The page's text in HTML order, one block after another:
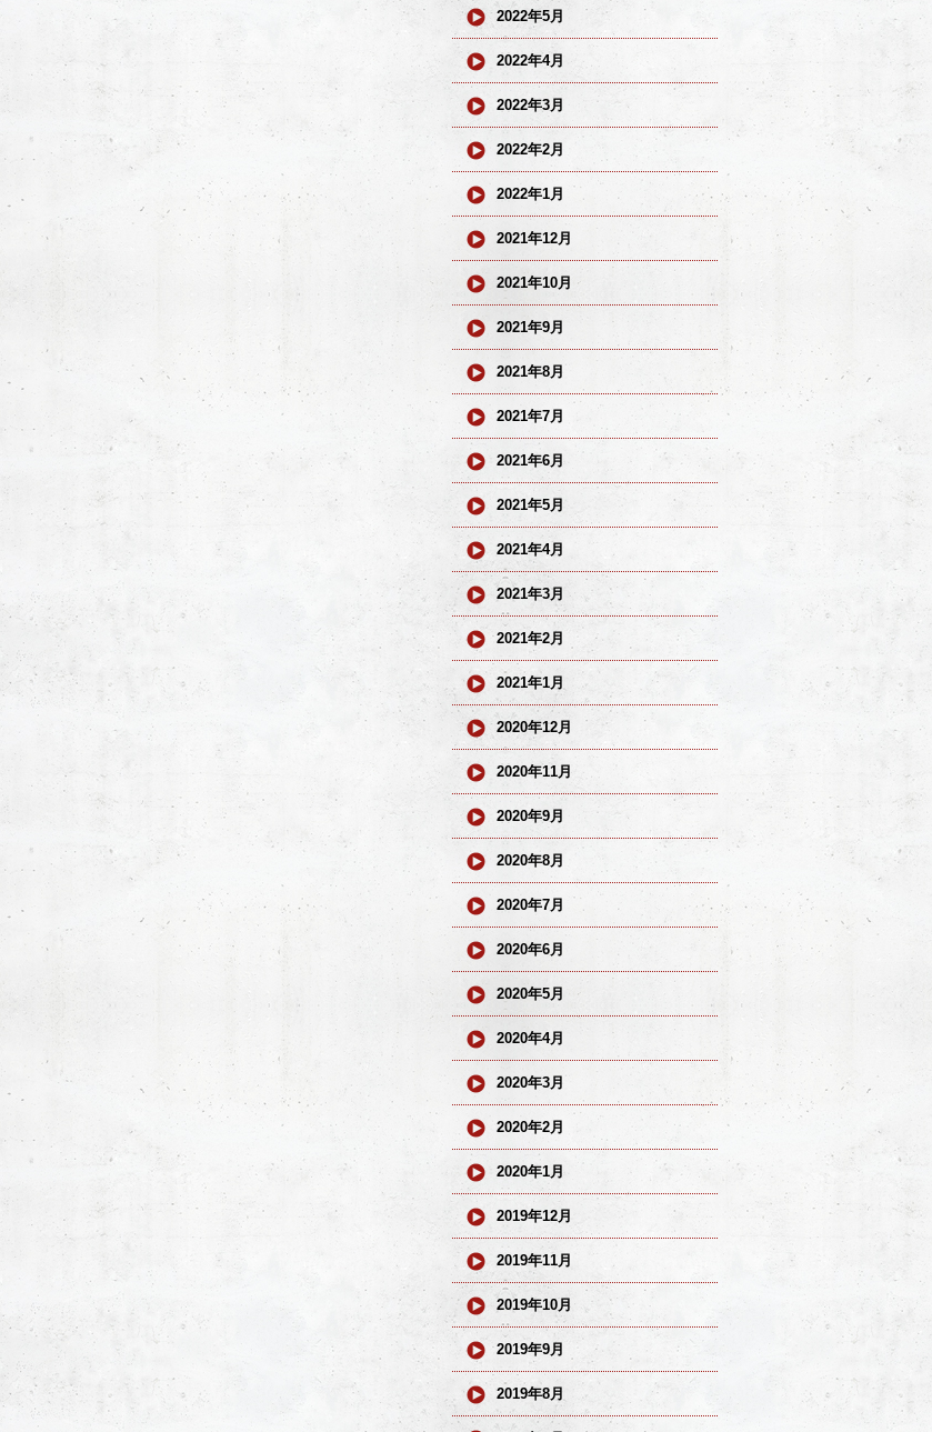
2022年5月
2022年4月
2022年3月
2022年2月
2022年1月
2021年12月
2021年10月
2021年9月
2021年8月
2021年7月
2021年6月
2021年5月
2021年4月
2021年3月
2021年2月
2021年1月
2020年12月
2020年11月
2020年9月
2020年8月
2020年7月
2020年6月
2020年5月
2020年4月
2020年3月
2020年2月
2020年1月
2019年12月
2019年11月
2019年10月
2019年9月
2019年8月